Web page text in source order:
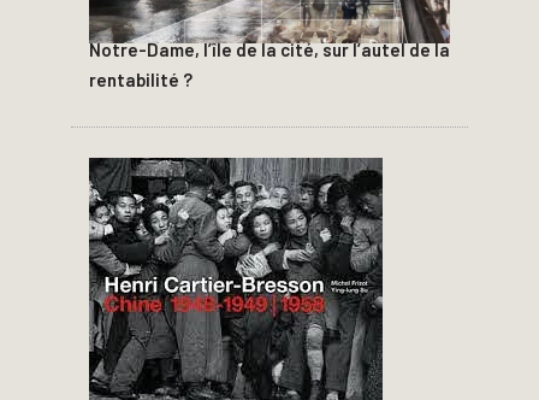
Notre-Dame, l’île de la cité, sur l’autel de la
rentabilité ?